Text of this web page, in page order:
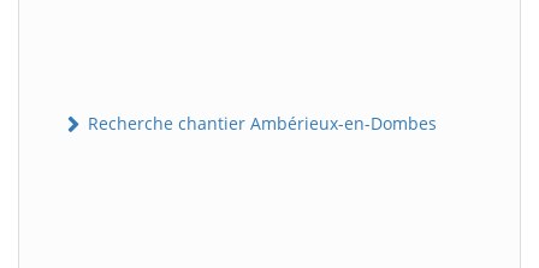
Recherche chantier Ambérieux-en-Dombes